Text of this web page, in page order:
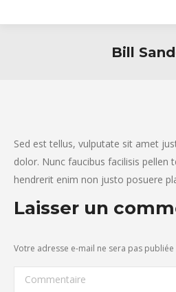
Bill
Sed est tellus, vulputate sit amet
dolor. Nunc faucibus facilisis pellen
hendrerit enim non justo posuere
Laisser un
Votre adresse e-mail ne sera pas publiée
Commentaire